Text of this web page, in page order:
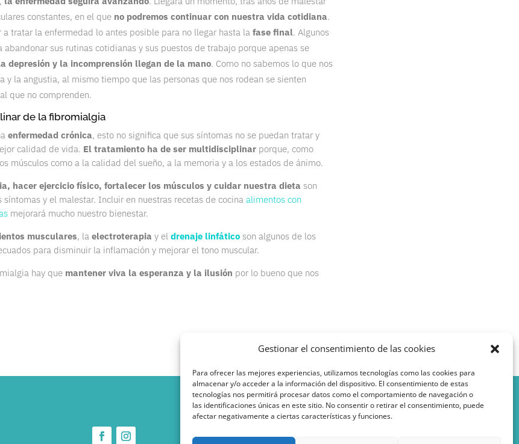
Gestionar el consentimiento de las cookies
Para ofrecer las mejores experiencias, utilizamos tecnologías como las cookies para
almacenar y/o acceder a la información del dispositivo. El consentimiento de estas
tecnologías nos permitirá procesar datos como el comportamiento de navegación o
las identificaciones únicas en este sitio. No consentir o retirar el consentimiento, puede
afectar negativamente a ciertas características y funciones.
constantes, en el que no podremos continuar con nuestra vida cotidiana.
a tratar la enfermedad lo antes posible para no llegar hasta la fase final. Algunos
abandonar sus rutinas cotidianas y sus puestos de trabajo porque apenas se
depresión y la incomprensión llegan de la mano. Como no sabemos lo que nos
y la angustia, al mismo tiempo que las personas que nos rodean se sienten
que no comprenden.
de la fibromialgia
enfermedad crónica, esto no significa que sus síntomas no se puedan tratar y
calidad de vida. El tratamiento ha de ser multidisciplinarporque, como
músculos como a la calidad del sueño, a la memoria y a los estados de ánimo.
hacer ejercicio físico, fortalecer los músculos y cuidar nuestra dieta son
y el malestar. Incluir en nuestras recetas de cocina alimentos con
mejorará mucho nuestro bienestar.
musculares, la electroterapia y el drenaje linfáticoson algunos de los
para disminuir la inflamación y mejorar el tono muscular.
hay que mantener viva la esperanza y la ilusión por lo bueno que nos